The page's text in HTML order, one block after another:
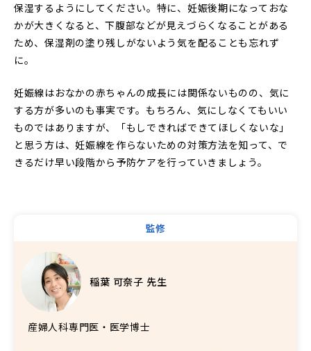
保湿するようにしてください。特に、妊娠後期になっておな
かが大きくなると、下腹部などが見えづらくなることがある
ため、保湿剤の塗り残しがないよう気を配ることも忘れず
に。
妊娠線はおなかの赤ちゃんの成長には関係ないものの、気に
する方が多いのも事実です。もちろん、気にしなくてもいい
ものではありますが、「もしできればできてほしくないな」
と思う方は、妊娠線を作らないための対策方法を知って、で
きるだけ早い段階から予防ケアを行っていきましょう。
監修
稲葉 可奈子 先生
産婦人科専門医・医学博士